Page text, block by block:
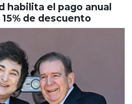
habilita el pago anual
de descuento